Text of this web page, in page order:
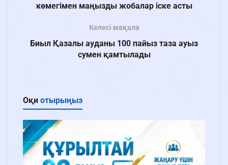
көмегімен маңызды жобалар іске асты
Келесі мақала
Биыл Қазалы ауданы 100 пайыз таза ауыз
сумен қамтылады
Оқи отырыңыз